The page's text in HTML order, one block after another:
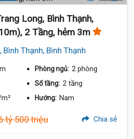
Long, Bình Thạnh,
2 Tầng, hẻm 3m
Thạnh, Bình Thạnh
Phòng ngủ: 2 phòng
Số tầng: 2 tầng
Hướng: Nam
tỷ 500 triệu Chia sẻ